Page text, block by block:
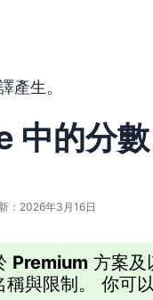
工具由英文翻譯而來
產生。
中的分數
：2026年3月16日
Premium 方案及
稱與限制。 你可